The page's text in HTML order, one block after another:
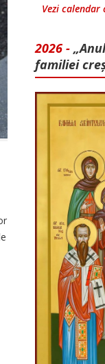
Vezi
2026 -
familiei